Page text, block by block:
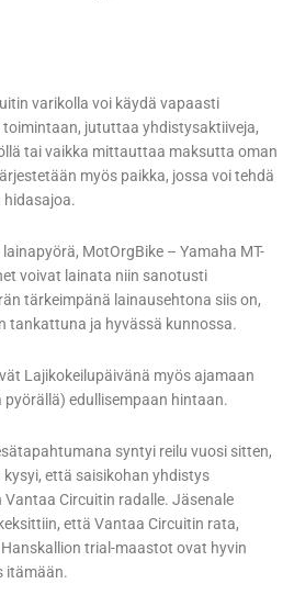
varikolla voi käydä vapaasti
jututtaa yhdistysaktiiveja,
tai vaikka mittauttaa maksutta oman
myös paikka, jossa voi tehdä
MotOrgBike – Yamaha MT-
voivat lainata niin sanotusti
tärkeimpänä lainausehtona siis on,
tankattuna ja hyvässä kunnossa.
Lajikokeilupäivänä myös ajamaan
edullisempaan hintaan.
syntyi reilu vuosi sitten,
kysyi, että saisikohan yhdistys
Circuitin radalle. Jäsenale
että Vantaa Circuitin rata,
trial-maastot ovat hyvin
itämään.